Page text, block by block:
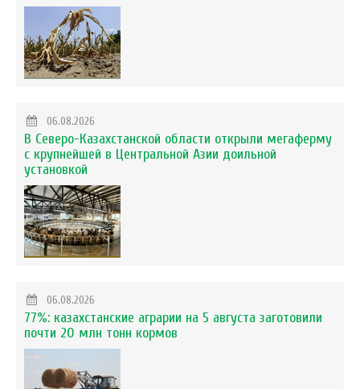
06.08.2026
В Северо-Казахстанской области открыли мегаферму
с крупнейшей в Центральной Азии доильной
установкой
06.08.2026
77%: казахстанские аграрии на 5 августа заготовили
почти 20 млн тонн кормов